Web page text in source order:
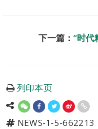
下一篇： “时代
列印本页
NEWS-1-5-662213